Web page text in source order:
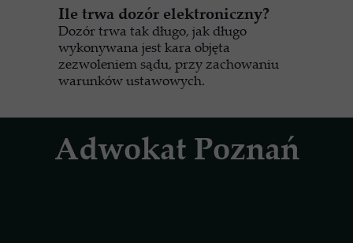
Adwokat Poznań
Ile trwa dozór elektroniczny?
Dozór trwa tak długo, jak długo
wykonywana jest kara objęta
zezwoleniem sądu, przy zachowaniu
warunków ustawowych.